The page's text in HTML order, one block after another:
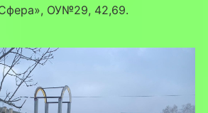
ОУ№29, 42,69.